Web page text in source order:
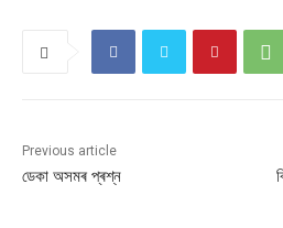
Previous article
ডেকা অসমৰ প্ৰশ্ন